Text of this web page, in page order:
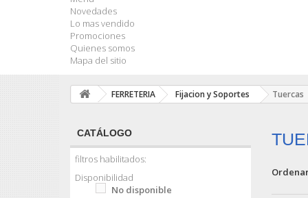
Novedades
Lo mas vendido
Promociones
Quienes somos
Mapa del sitio
FERRETERIA Fijacion y Soportes Tuercas
CATÁLOGO
filtros habilitados:
Disponibilidad
No disponible